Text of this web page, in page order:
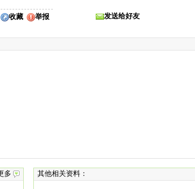
收藏 举报 发送给好友
多 其他相关资料：